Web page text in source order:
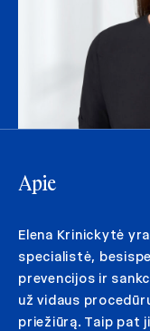
Apie
Elena Krinickytė
specialistė,
prevencijos ir
už vidaus
priežiūrą. Taip pat